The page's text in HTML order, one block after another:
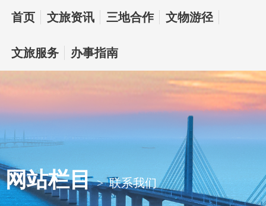
首页 文旅资讯 三地合作 文物游径
文旅服务 办事指南
网站栏目 > 联系我们